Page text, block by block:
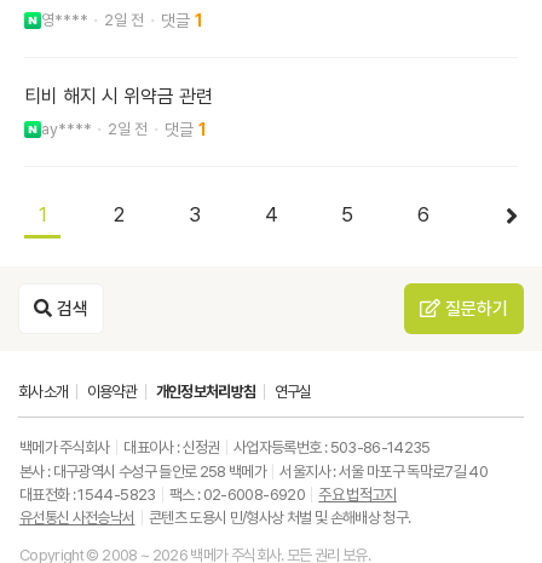
영**** 2일 전 1
티비 해지 시 위약금 관련
ay**** 2일 전 1
1 2 3 4 5 6
검색 질문하기
회사소개 이용약관 개인정보처리방침 연구실
백메가 주식회사 대표이사 : 신정권
사업자등록번호 : 503-86-14235
본사 : 대구광역시 수성구 들안로 258 백메가
서울지사 : 서울 마포구 독막로7길 40
대표전화 : 1544-5823
팩스 : 02-6008-6920
주요 법적고지
유선통신 사전승낙서
콘텐츠 도용시 민/형사상 처벌 및 손해배상 청구.
Copyright © 2008 ~ 2026 백메가 주식회사. 모든 권리 보유.